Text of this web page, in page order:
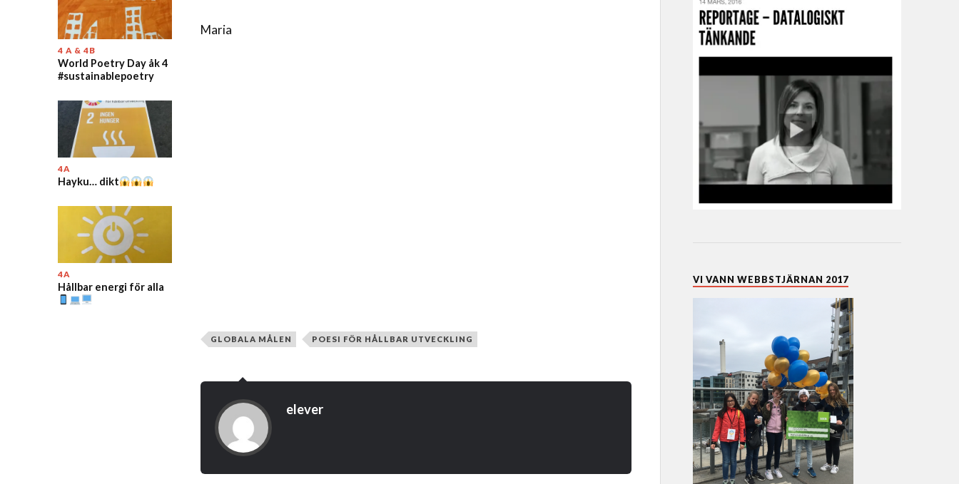
4 A & 4B
World Poetry Day åk 4
#sustainablepoetry
4A
Hayku… dikt
4A
Hållbar energi för alla
Maria
GLOBALA MÅLEN POESI FÖR HÅLLBAR UTVECKLING
elever
VI VANN WEBBSTJÄRNAN 2017